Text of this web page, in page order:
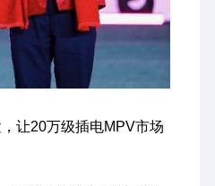
让20万级插电MPV市场